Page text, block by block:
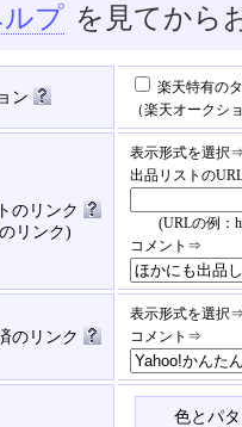
プ を見てから
ン
楽天特有の
（楽天オークシ
のリンク
リンク)
表示形式を選択
出品リストの
(URLの例：
コメント⇒
のリンク
表示形式を選択
コメント⇒
色とパ